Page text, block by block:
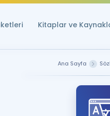
Kitaplar ve
Ana Sayfa